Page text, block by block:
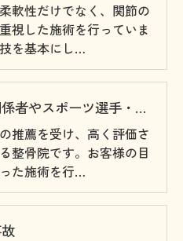
軟性だけでなく、関節の
視した施術を行っていま
を基本にし…
医療関係者やスポーツ選手・専門家からの推薦状
推薦を受け、高く評価さ
整骨院です。お客様の目
た施術を行…